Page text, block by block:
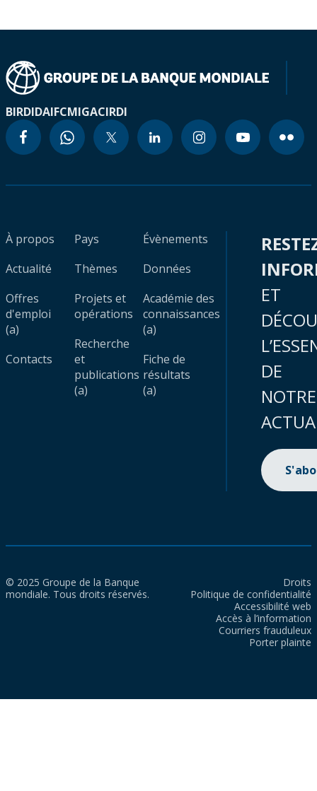
BIRDIDAIFCMIGACIRDI
À propos
Actualité
Offres
d'emploi
(a)
Contacts
Pays
Thèmes
Projets et
opérations
Recherche
et
publications
(a)
Évènements
Données
Académie des
connaissances
(a)
Fiche de
résultats
(a)
ET
DE
NOTRE
© 2025 Groupe de la Banque
mondiale. Tous droits réservés.
Droits
Politique de confidentialité
Accessibilité web
Accès à l’information
Courriers frauduleux
Porter plainte